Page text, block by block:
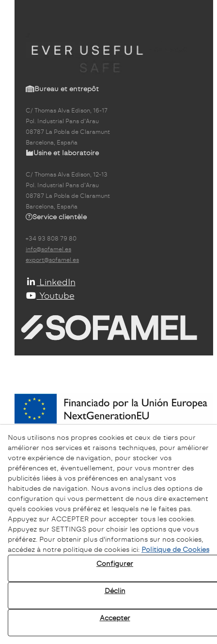
Bureau et entrepôt
C/ Thomas Alva Edison, 16-17
Pol. Industrial Pans d'Arau
08787 La Pobla de Claramunt
Barcelona, España
Usine et laboratoire
C/ Thomas Alva Edison, 12-13
Pol. Industrial Pans d'Arau
08787 La Pobla de Claramunt
Barcelona, España
Service clientèle
+34 93 808 79 80
info@sofamel.es
export@sofamel.es
LinkedIn
Youtube
Politique de Confidentialité
Nous utilisons nos propres cookies et ceux de tiers pour
améliorer nos services et raisons techniques, pour améliorer
votre expérience de navigation, pour stocker vos
préférences et, éventuellement, pour vous montrer des
publicités liées à vos préférences en analysant vos
habitudes de navigation. Nous avons inclus des options de
configuration qui vous permettent de nous dire exactement
quels cookies vous préférez et lesquels ne le faites pas.
Appuyez sur ACCEPTER pour accepter tous les cookies.
Appuyez sur SETTINGS pour choisir les options que vous
préférez. Pour obtenir plus d'informations sur nos cookies,
accédez à notre politique de cookies ici: Politique de Cookies
Configurer
Déclin
Accepter